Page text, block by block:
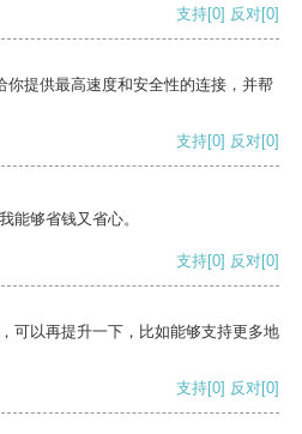
支持[0] 反对[0]
提供最高速度和安全性的连接，并帮
支持[0] 反对[0]
能够省钱又省心。
支持[0] 反对[0]
可以再提升一下，比如能够支持更多地
支持[0] 反对[0]